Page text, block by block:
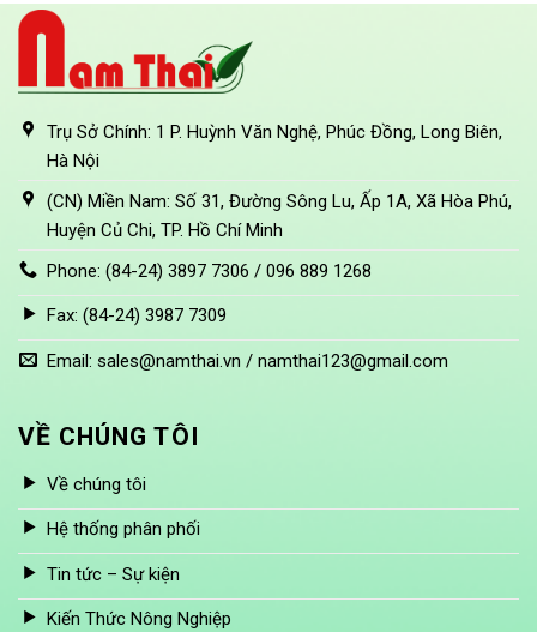
Trụ Sở Chính: 1 P. Huỳnh Văn Nghệ, Phúc Đồng, Long Biên,
Hà Nội
(CN) Miền Nam: Số 31, Đường Sông Lu, Ấp 1A, Xã Hòa Phú,
Huyện Củ Chi, TP. Hồ Chí Minh
Phone: (84-24) 3897 7306 / 096 889 1268
Fax: (84-24) 3987 7309
Email: sales@namthai.vn / namthai123@gmail.com
VỀ CHÚNG TÔI
Về chúng tôi
Hệ thống phân phối
Tin tức – Sự kiện
Kiến Thức Nông Nghiệp